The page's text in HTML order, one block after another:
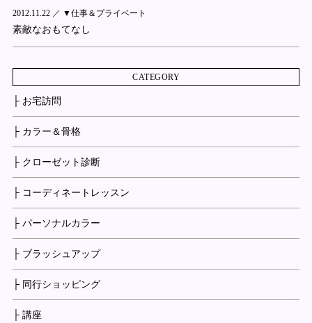
2012.11.22 ／ ▼仕事＆プライベート
素敵なおもてなし
CATEGORY
├ お宅訪問
├ カラー＆骨格
├ クローゼット診断
├ コーディネートレッスン
├ パーソナルカラー
├ ブラッシュアップ
├ 同行ショッピング
├ 講座